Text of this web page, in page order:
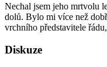
Nechal jsem jeho mrtvolu
dolů. Bylo mi více než
vrchního představitele
Diskuze